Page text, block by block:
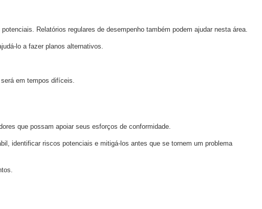
Relatórios regulares de desempenho também podem ajudar nesta área.
lo a fazer planos alternativos.
em tempos difíceis.
que possam apoiar seus esforços de conformidade.
identificar riscos potenciais e mitigá-los antes que se tornem um problema